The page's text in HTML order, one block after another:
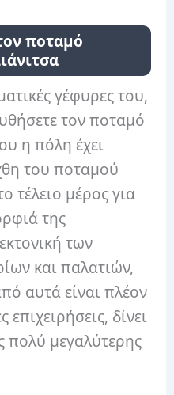
ποταμό
γέφυρες του,
τον ποταμό
η πόλη έχει
του ποταμού
τέλειο μέρος για
της
των
και παλατιών,
αυτά είναι πλέον
δίνει
πολύ μεγαλύτερης